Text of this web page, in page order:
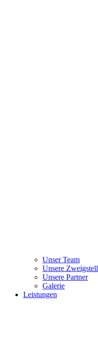
Unser Team
Unsere
Unsere Partner
Galerie
Leistungen